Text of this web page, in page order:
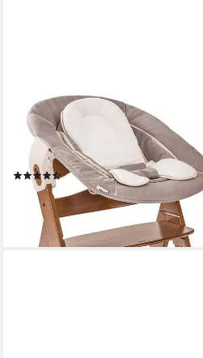
HAUCK
Hochstuhl Alpha Plus Walnut -
Babystuhl ab Geburt mit Aufsatz
höhenverstellbar
(5)
169,00 € UVP179,80 €
lieferbar - in 2-3 Werktagen bei dir